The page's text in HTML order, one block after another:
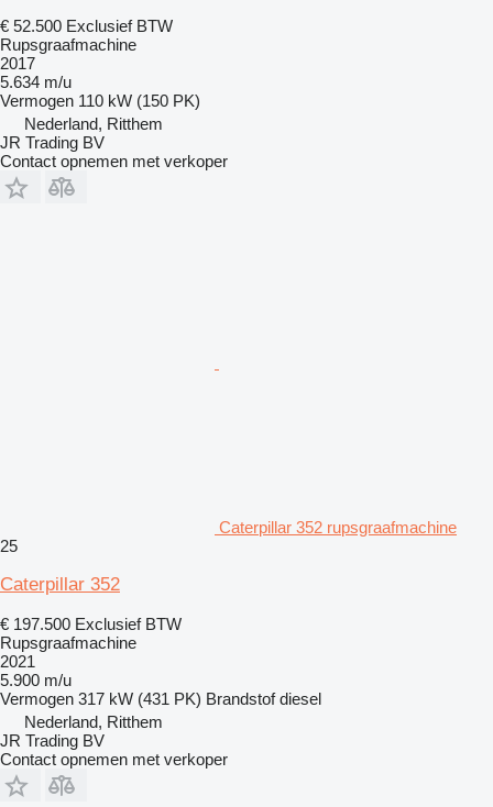
€ 52.500 Exclusief BTW
Rupsgraafmachine
2017
5.634 m/u
Vermogen 110 kW (150 PK)
Nederland, Ritthem
JR Trading BV
Contact opnemen met verkoper
Caterpillar 352 rupsgraafmachine
25
Caterpillar 352
€ 197.500 Exclusief BTW
Rupsgraafmachine
2021
5.900 m/u
Vermogen 317 kW (431 PK) Brandstof diesel
Nederland, Ritthem
JR Trading BV
Contact opnemen met verkoper